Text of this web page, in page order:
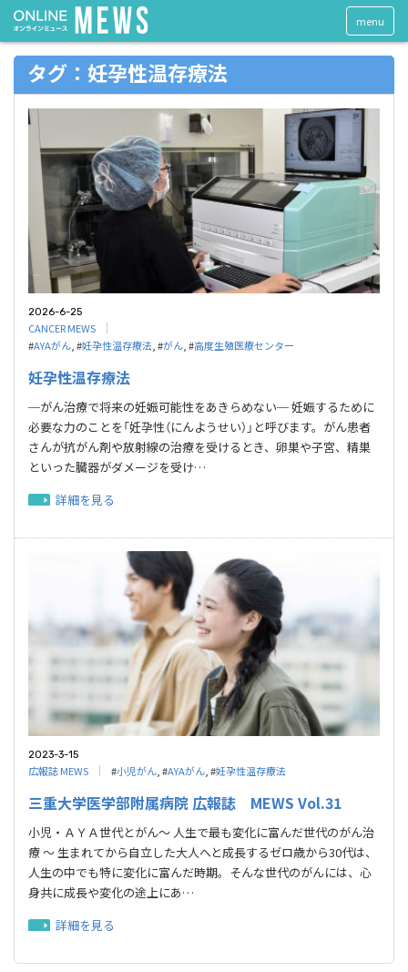
menu
タグ：妊孕性温存療法
2026-6-25
CANCER MEWS
#AYAがん , #妊孕性温存療法 , #がん , #高度生殖医療センター
妊孕性温存療法
─がん治療で将来の妊娠可能性をあきらめない─ 妊娠するために
必要な力のことを「妊孕性（にんようせい）」と呼びます。がん患者
さんが抗がん剤や放射線の治療を受けるとき、卵巣や子宮、精巣
といった臓器がダメージを受け…
詳細を見る
2023-3-15
広報誌 MEWS #小児がん, #AYAがん, #妊孕性温存療法
三重大学医学部附属病院 広報誌 MEWS Vol.31
小児・ＡＹＡ世代とがん～ 人生で最も変化に富んだ世代のがん治
療 〜 生まれてから自立した大人へと成長するゼロ歳から30代は、
人生の中でも特に変化に富んだ時期。そんな世代のがんには、心
身共に成長や変化の途上にあ…
詳細を見る